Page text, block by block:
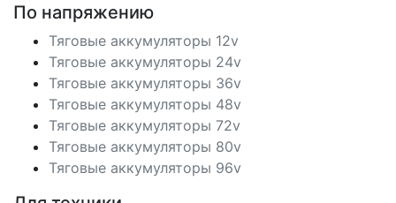
По напряжению
Тяговые аккумуляторы 12v
Тяговые аккумуляторы 24v
Тяговые аккумуляторы 36v
Тяговые аккумуляторы 48v
Тяговые аккумуляторы 72v
Тяговые аккумуляторы 80v
Тяговые аккумуляторы 96v